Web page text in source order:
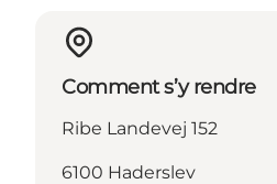
Comment s’y rendre
Ribe Landevej 152
6100 Haderslev